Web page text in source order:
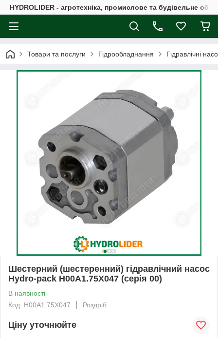
HYDROLIDER - агротехніка, промислове та будівельне
Товари та послуги Гідрообладнання Гідравлічні
Шестерний (шестеренний) гідравлічний насос
Hydro-pack H00A1.75X047 (серія 00)
В наявності
Код: H00A1.75X047
Роздріб
Ціну уточнюйте